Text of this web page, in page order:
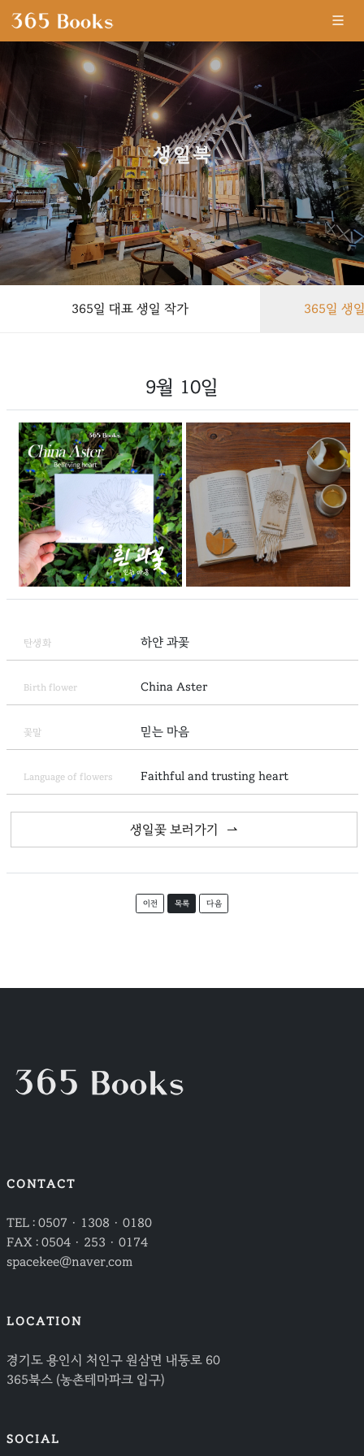
생일북
-
365일 대표 생일 작가 365일 생
9월 10일
탄생화 하얀 과꽃
Birth flower China Aster
꽃말 믿는 마음
Language of flowers Faithful and trusting heart
생일꽃 보러가기
이전 목록 다음
CONTACT
TEL : 0507 · 1308 · 0180
FAX : 0504 · 253 · 0174
spacekee@naver.com
LOCATION
경기도 용인시 처인구 원삼면 내동로 60
365북스 (농촌테마파크 입구)
SOCIAL